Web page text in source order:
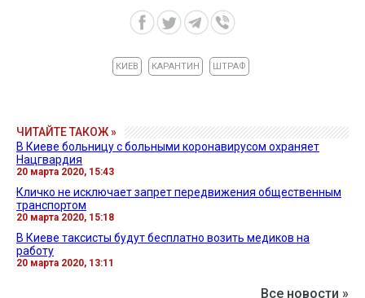
КИЕВ КАРАНТИН ШТРАФ
ЧИТАЙТЕ ТАКОЖ »
В Киеве больницу с больными коронавирусом охраняет
Нацгвардия
20 марта 2020, 15:43
Кличко не исключает запрет передвижения общественным
транспортом
20 марта 2020, 15:18
В Киеве таксисты будут бесплатно возить медиков на
работу
20 марта 2020, 13:11
Все новости »